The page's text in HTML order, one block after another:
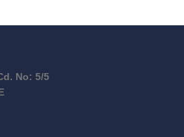
No: 5/5